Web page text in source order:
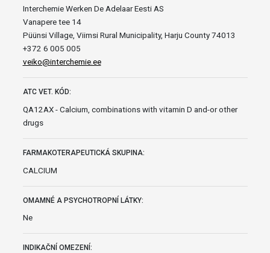
Interchemie Werken De Adelaar Eesti AS
Vanapere tee 14
Püünsi Village, Viimsi Rural Municipality, Harju County 74013
+372 6 005 005
veiko@interchemie.ee
ATC VET. KÓD:
QA12AX - Calcium, combinations with vitamin D and-or other
drugs
FARMAKOTERAPEUTICKÁ SKUPINA:
CALCIUM
OMAMNÉ A PSYCHOTROPNÍ LÁTKY:
Ne
INDIKAČNÍ OMEZENÍ: